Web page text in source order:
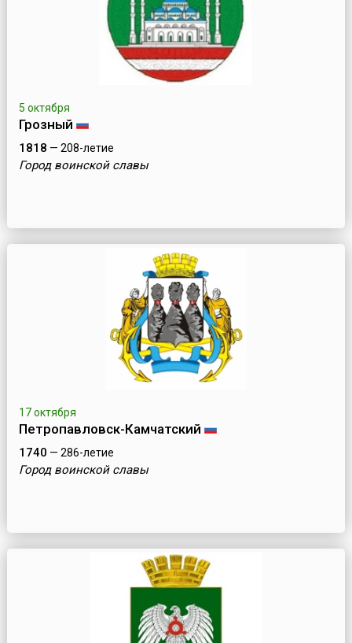
5 октября
Грозный
1818 — 208-летие
Город воинской славы
17 октября
Петропавловск-Камчатский
1740 — 286-летие
Город воинской славы